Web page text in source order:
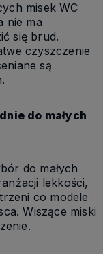
misek WC
nie ma
się brud.
czyszczenie
są
do małych
do małych
lekkości,
co modele
Wiszące miski